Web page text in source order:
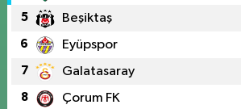
5 Beşiktaş
6 Eyüpspor
7 Galatasaray
8 Çorum FK